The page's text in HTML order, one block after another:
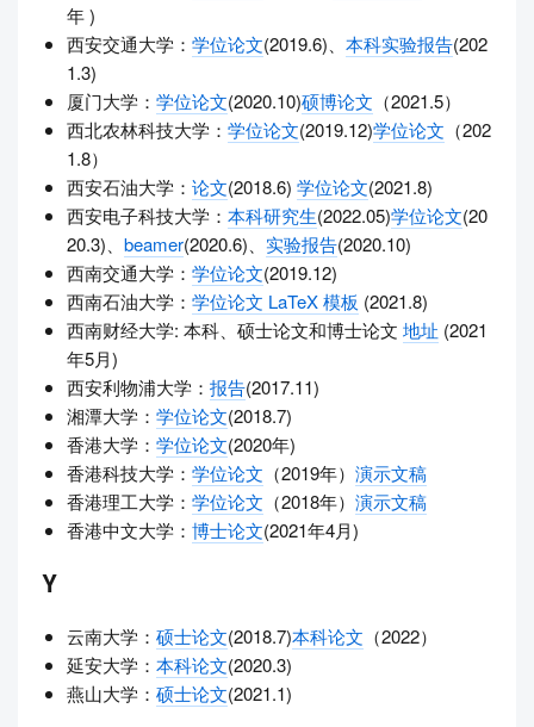
年 )
西安交通大学： 学位论文(2019.6)、 本科实验报告(202
1.3)
厦门大学： 学位论文(2020.10)硕博论文 （2021.5）
西北农林科技大学： 学位论文(2019.12)学位论文 （202
1.8）
西安石油大学： 论文(2018.6) 学位论文(2021.8)
西安电子科技大学： 本科研究生(2022.05)学位论文(20
20.3)、 beamer(2020.6)、 实验报告(2020.10)
西南交通大学： 学位论文(2019.12)
西南石油大学： 学位论文 LaTeX 模板 (2021.8)
西南财经大学: 本科、硕士论文和博士论文 地址 (2021
年5月)
西安利物浦大学： 报告(2017.11)
湘潭大学： 学位论文(2018.7)
香港大学： 学位论文(2020年)
香港科技大学： 学位论文 （2019年） 演示文稿
香港理工大学： 学位论文 （2018年） 演示文稿
香港中文大学： 博士论文(2021年4月)
Y
云南大学： 硕士论文(2018.7)本科论文 （2022）
延安大学： 本科论文(2020.3)
燕山大学： 硕士论文(2021.1)